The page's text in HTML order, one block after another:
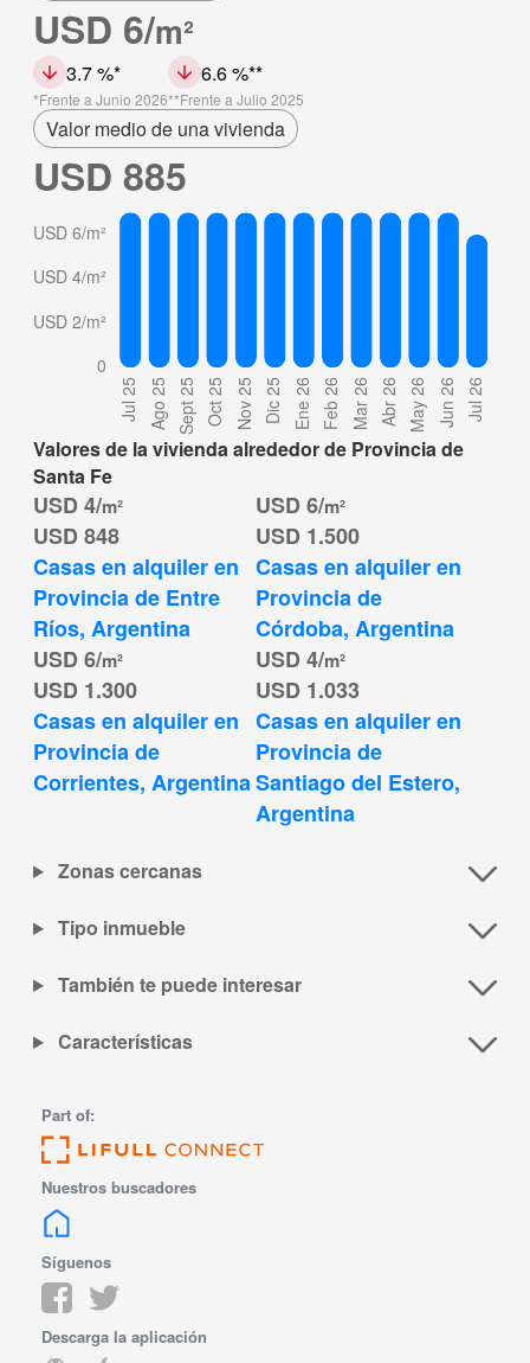
USD 6/m²
3.7 %
Frente a Junio 2026
6.6 %
Frente a Julio 2025
Valor medio de una vivienda
USD 885
Valores de la vivienda alrededor de Provincia de
Santa Fe
USD 848
USD 4/m²
Casas en alquiler en
Provincia de Entre
Ríos, Argentina
USD 1.500
USD 6/m²
Casas en alquiler en
Provincia de
Córdoba, Argentina
USD 1.300
USD 6/m²
Casas en alquiler en
Provincia de
Corrientes, Argentina
USD 1.033
USD 4/m²
Casas en alquiler en
Provincia de
Santiago del Estero,
Argentina
Zonas cercanas
Tipo inmueble
También te puede interesar
Características
Part of:
Nuestros buscadores
Síguenos
Descarga la aplicación